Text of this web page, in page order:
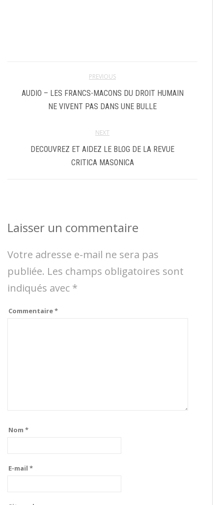
PREVIOUS
AUDIO – LES FRANCS-MACONS DU DROIT HUMAIN
NE VIVENT PAS DANS UNE BULLE
NEXT
DECOUVREZ ET AIDEZ LE BLOG DE LA REVUE
CRITICA MASONICA
Laisser un commentaire
Votre adresse e-mail ne sera pas
publiée. Les champs obligatoires sont
indiqués avec *
Commentaire*
Nom *
E-mail *